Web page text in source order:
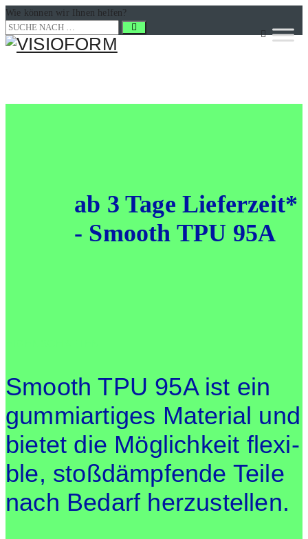
Wie können wir Ihnen helfen?
ab 3 Tage Lie­fer­zeit*
- Smooth TPU 95A
Smooth TPU 95A ist ein
gum­mi­ar­ti­ges Mate­ri­al und
bie­tet die Mög­lich­keit fle­xi­
ble, stoß­dämp­fen­de Tei­le
nach Bedarf her­zu­stel­len.